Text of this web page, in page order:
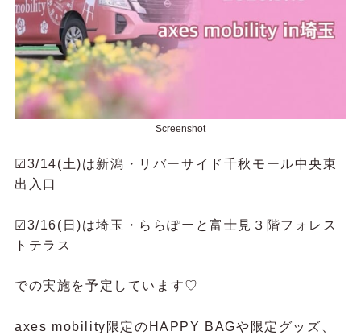
Screenshot
☑︎3/14(土)は新潟・リバーサイド千秋モール中央東
出入口
☑︎3/16(日)は埼玉・ららぽーと富士見３階フォレス
トテラス
での実施を予定しています♡
axes mobility限定のHAPPY BAGや限定グッズ、